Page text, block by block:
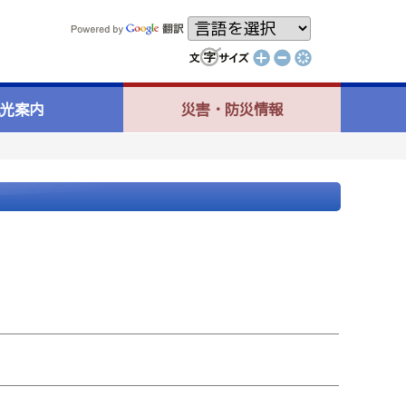
案内 災害・防災情報